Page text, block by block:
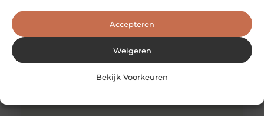
Accepteren
Weigeren
Bekijk Voorkeuren